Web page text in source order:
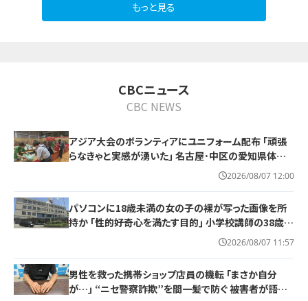
もっと見る
CBCニュース
CBC NEWS
アジア大会のボランティアにユニフォーム配布 ｢頑張
らなきゃと実感が湧いた｣ 名古屋･中区の愛知県体育
2026/08/07 12:00
パソコンに18歳未満の女の子の裸が写った画像を所
持か ｢性的好奇心を満たす目的｣ 小学校講師の38歳男
を逮捕 自宅からはAIで生成したとみられる性的画像も
2026/08/07 11:57
男性を救った携帯ショップ店員の機転 ｢まさか自分
が…｣ “ニセ警察詐欺”を間一髪で防ぐ 被害者が語る